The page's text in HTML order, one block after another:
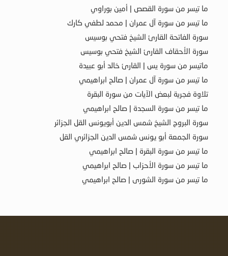
ما تيسر من سورة القصص | أمين بوراوي
ما تيسر من سورة آل عمران | محمد لطفي كارك
سورة الفاتحة القارئ الشيخ فتحي بوسيس
سورة الأحقاف القارئ الشيخ فتحي بوسيس
ماتيسر من سورة يس | القارئ خالد أبو عبيدة
ما تيسر من سورة آل عمران | صالح ابراهيمي
تلاوة فجرية لبعض الآيات من سورة البقرة
ما تيسر من سورة السجدة | صالح ابراهيمي
سورة البروج الشيخ شمس الدين أبويونس القل الجزائر
سورة الجمعة أبو يونس شمس الدين الجزائري القل
ما تيسر من سورة البقرة | صالح ابراهيمي
ما تيسر من سورة الأحزاب | صالح ابراهيمي
ما تيسر من سورة الشورى | صالح ابراهيمي